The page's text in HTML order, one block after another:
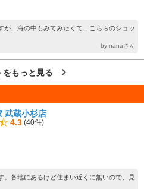
が、海の中もみてみたくて、こちらのショッ
by nanaさん
をもっと見る
武蔵小杉店
4.3 (40件)
。各地にあるけど住まい近くに無いので、見